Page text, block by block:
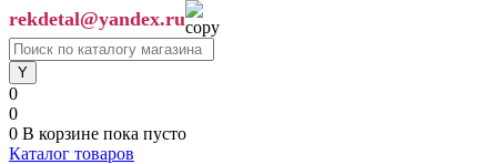
rekdetal@yandex.ru
0
0
0 В корзине пока пусто
Каталог товаров